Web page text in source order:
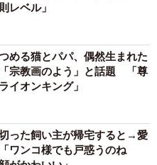
レベル」
める猫とパパ、偶然生まれた
宗教画のよう」と話題 「尊
イオンキング」
った飼い主が帰宅すると→愛
ワンコ様でも戸惑うのね